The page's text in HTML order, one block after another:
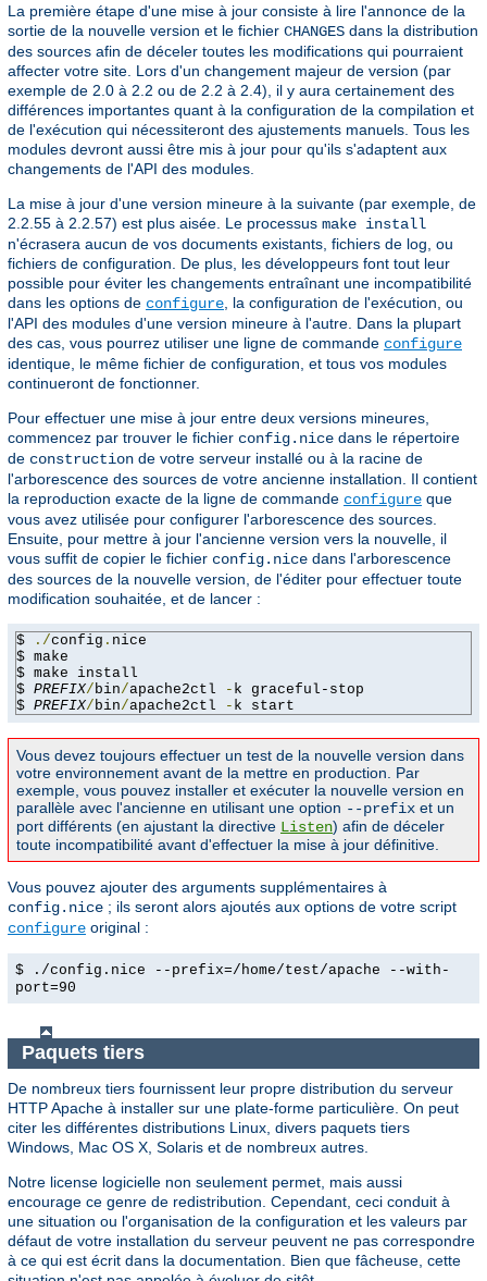
La première étape d'une mise à jour consiste à lire l'annonce de la
sortie de la nouvelle version et le fichier CHANGES dans la distribution
des sources afin de déceler toutes les modifications qui pourraient
affecter votre site. Lors d'un changement majeur de version (par
exemple de 2.0 à 2.2 ou de 2.2 à 2.4), il y aura certainement des
différences importantes quant à la configuration de la compilation et
de l'exécution qui nécessiteront des ajustements manuels. Tous les
modules devront aussi être mis à jour pour qu'ils s'adaptent aux
changements de l'API des modules.
La mise à jour d'une version mineure à la suivante (par exemple, de
2.2.55 à 2.2.57) est plus aisée. Le processus make install
n'écrasera aucun de vos documents existants, fichiers de log, ou
fichiers de configuration. De plus, les développeurs font tout leur
possible pour éviter les changements entraînant une incompatibilité
dans les options de configure , la configuration de l'exécution, ou
l'API des modules d'une version mineure à l'autre. Dans la plupart
des cas, vous pourrez utiliser une ligne de commande configure
identique, le même fichier de configuration, et tous vos modules
continueront de fonctionner.
Pour effectuer une mise à jour entre deux versions mineures,
commencez par trouver le fichier config.nice dans le répertoire
de construction de votre serveur installé ou à la racine de
l'arborescence des sources de votre ancienne installation. Il contient
la reproduction exacte de la ligne de commande configure que
vous avez utilisée pour configurer l'arborescence des sources.
Ensuite, pour mettre à jour l'ancienne version vers la nouvelle, il
vous suffit de copier le fichier config.nice dans l'arborescence
des sources de la nouvelle version, de l'éditer pour effectuer toute
modification souhaitée, et de lancer :
$ ./config . nice
$ make
$ make install
$ PREFIX/ bin/apache2ctl - k graceful-stop
$ PREFIX/ bin/apache2ctl - k start
Vous devez toujours effectuer un test de la nouvelle version dans
votre environnement avant de la mettre en production. Par
exemple, vous pouvez installer et exécuter la nouvelle version en
parallèle avec l'ancienne en utilisant une option --prefix et un
port différents (en ajustant la directive Listen) afin de déceler
toute incompatibilité avant d'effectuer la mise à jour définitive.
Vous pouvez ajouter des arguments supplémentaires à
config.nice ; ils seront alors ajoutés aux options de votre script
configure original :
$ ./config.nice --prefix=/home/test/apache --with-
port=90
Paquets tiers
De nombreux tiers fournissent leur propre distribution du serveur
HTTP Apache à installer sur une plate-forme particulière. On peut
citer les différentes distributions Linux, divers paquets tiers
Windows, Mac OS X, Solaris et de nombreux autres.
Notre license logicielle non seulement permet, mais aussi
encourage ce genre de redistribution. Cependant, ceci conduit à
une situation ou l'organisation de la configuration et les valeurs par
défaut de votre installation du serveur peuvent ne pas correspondre
à ce qui est écrit dans la documentation. Bien que fâcheuse, cette